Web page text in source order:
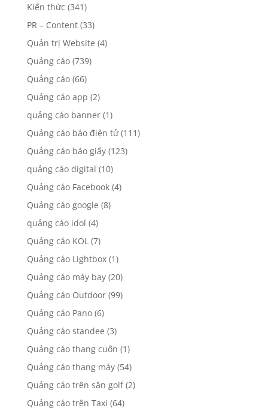
Kiến thức (341)
PR – Content(33)
Quản trị Website (4)
Quảng cáo(739)
Quảng cáo(66)
Quảng cáo app (2)
quảng cáo banner(1)
Quảng cáo báo điện tử(111)
Quảng cáo báo giấy(123)
quảng cáo digital (10)
Quảng cáo Facebook(4)
Quảng cáo google (8)
quảng cáo idol (4)
Quảng cáo KOL (7)
Quảng cáo Lightbox(1)
Quảng cáo máy bay(20)
Quảng cáo Outdoor(99)
Quảng cáo Pano(6)
Quảng cáo standee (3)
Quảng cáo thang cuốn (1)
Quảng cáo thang máy(54)
Quảng cáo trên sân golf(2)
Quảng cáo trên Taxi (64)